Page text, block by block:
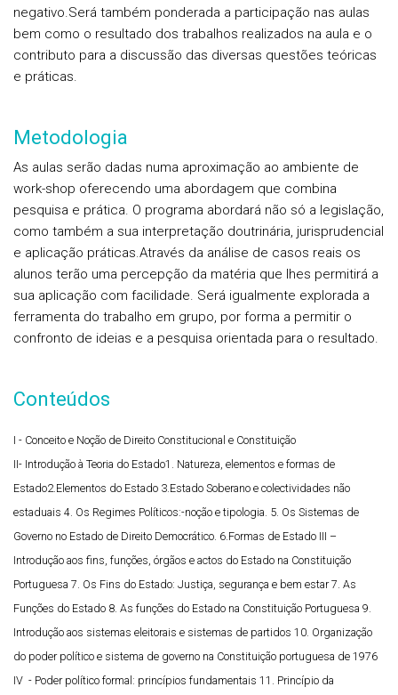
negativo.Será também ponderada a participação nas aulas
bem como o resultado dos trabalhos realizados na aula e o
contributo para a discussão das diversas questões teóricas
e práticas.
Metodologia
As aulas serão dadas numa aproximação ao ambiente de
work-shop oferecendo uma abordagem que combina
pesquisa e prática. O programa abordará não só a legislação,
como também a sua interpretação doutrinária, jurisprudencial
e aplicação práticas.Através da análise de casos reais os
alunos terão uma percepção da matéria que lhes permitirá a
sua aplicação com facilidade. Será igualmente explorada a
ferramenta do trabalho em grupo, por forma a permitir o
confronto de ideias e a pesquisa orientada para o resultado.
Conteúdos
I - Conceito e Noção de Direito Constitucional e Constituição
II- Introdução à Teoria do Estado1. Natureza, elementos e formas de
Estado2.Elementos do Estado 3.Estado Soberano e colectividades não
estaduais 4. Os Regimes Políticos:-noção e tipologia. 5. Os Sistemas de
Governo no Estado de Direito Democrático. 6.Formas de Estado III –
Introdução aos fins, funções, órgãos e actos do Estado na Constituição
Portuguesa 7. Os Fins do Estado: Justiça, segurança e bem estar7. As
Funções do Estado 8. As funções do Estado na Constituição Portuguesa 9.
Introdução aos sistemas eleitorais e sistemas de partidos 10. Organização
do poder político e sistema de governo na Constituição portuguesa de 1976
IV - Poder político formal: princípios fundamentais 11. Princípio da